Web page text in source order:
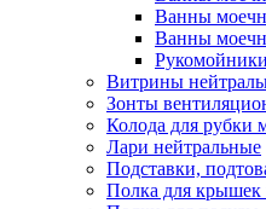
Ванны
Ванны
Рукомойники
Витрины
Зонты
Колода для рубки
Лари нейтральные
Подставки,
Полка для крышек